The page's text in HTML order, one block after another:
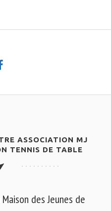
ASSOCIATION MJ
TENNIS DE TABLE
des Jeunes de